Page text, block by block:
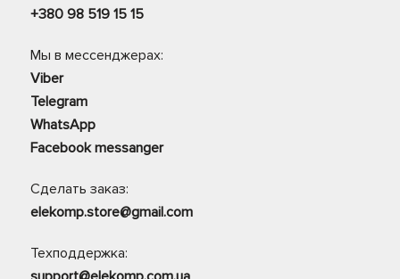
+380 98 519 15 15
Мы в мессенджерах:
Viber
Telegram
WhatsApp
Facebook messanger
Сделать заказ:
elekomp.store@gmail.com
Техподдержка: